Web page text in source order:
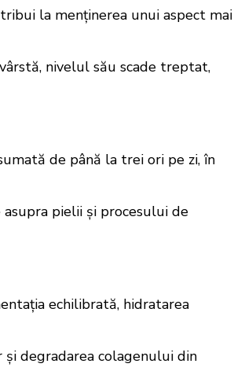
la menținerea unui aspect mai
nivelul său scade treptat,
de până la trei ori pe zi, în
pielii și procesului de
echilibrată, hidratarea
degradarea colagenului din